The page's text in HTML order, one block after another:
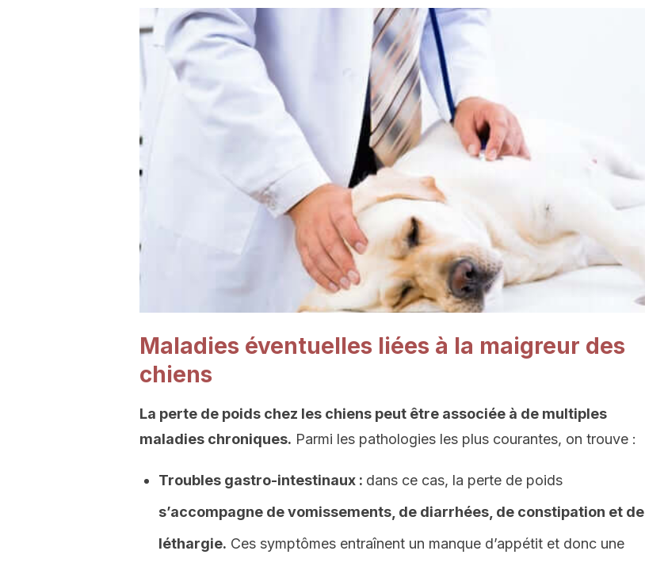
Maladies éventuelles liées à la maigreur des
chiens
La perte de poids chez les chiens peut être associée à de multiples
maladies chroniques. Parmi les pathologies les plus courantes, on trouve :
Troubles gastro-intestinaux : dans ce cas, la perte de poids
s’accompagne de vomissements, de diarrhées, de constipation et de
léthargie. Ces symptômes entraînent un manque d’appétit et donc une